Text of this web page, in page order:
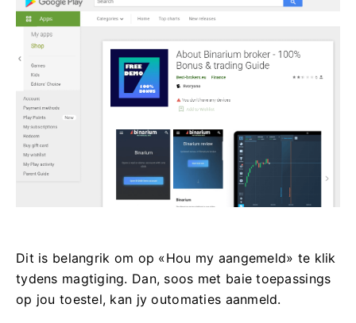
Dit is belangrik om op «Hou my aangemeld» te klik
tydens magtiging. Dan, soos met baie toepassings
op jou toestel, kan jy outomaties aanmeld.